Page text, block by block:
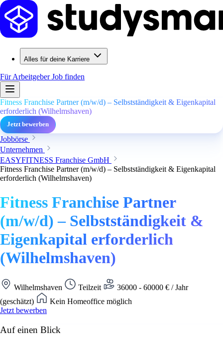
Alles für deine Karriere
Für ArbeitgeberJob finden
Fitness Franchise Partner (m/w/d) – Selbstständigkeit & Eigenkapital
erforderlich (Wilhelmshaven)
Jetzt bewerben
Jobbörse
Unternehmen
EASYFITNESS Franchise GmbH
Fitness Franchise Partner (m/w/d) – Selbstständigkeit & Eigenkapital
erforderlich (Wilhelmshaven)
Fitness Franchise Partner
(m/w/d) – Selbstständigkeit &
Eigenkapital erforderlich
(Wilhelmshaven)
Wilhelmshaven Teilzeit
36000 - 60000 € / Jahr
(geschätzt)
Kein Homeoffice möglich
Jetzt bewerben
Auf einen Blick